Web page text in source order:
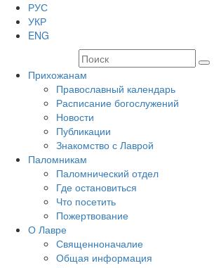
РУС
УКР
ENG
Прихожанам
Православный календарь
Расписание богослужений
Новости
Публикации
Знакомство с Лаврой
Паломникам
Паломнический отдел
Где остановиться
Что посетить
Пожертвование
О Лавре
Священноначалие
Общая информация